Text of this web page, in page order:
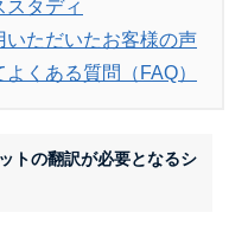
タディ
ただいたお客様の声
くある質問（FAQ）
トの翻訳が必要となるシ